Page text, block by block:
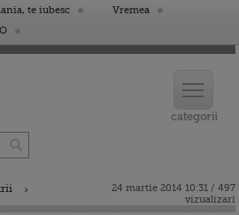
te iubesc
Vremea
24 martie 2014 10:31 / 497
vizualizari